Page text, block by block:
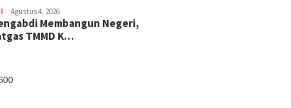
Agustus 4, 2026
Membangun Negeri,
TMMD K…